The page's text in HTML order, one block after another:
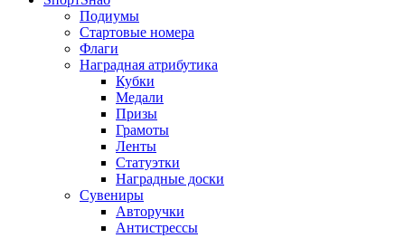
Подиумы
Стартовые номера
Флаги
Наградная атрибутика
Кубки
Медали
Призы
Грамоты
Ленты
Статуэтки
Наградные доски
Сувениры
Авторучки
Антистрессы